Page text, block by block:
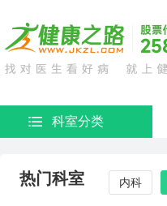
科室分类
热门科室 内科